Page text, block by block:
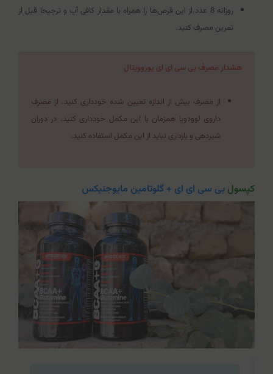
روزانه 8 عدد از این قرص‌ها را همراه با مقدار کافی آب و ترجیحا قبل از
تمرین مصرف کنید.
هشدار مصرف بی سی ای ای یوروویتال
از مصرف بیش از اندازه تعیین شده خودداری کنید. از مصرف
داروی لوودوپا همزمان با این مکمل خودداری کنید. در دوران
شیردهی و بارداری نباید از این مکمل استفاده کنید.
کپسول بی سی ای ای + گلوتامین مایوجنیکس